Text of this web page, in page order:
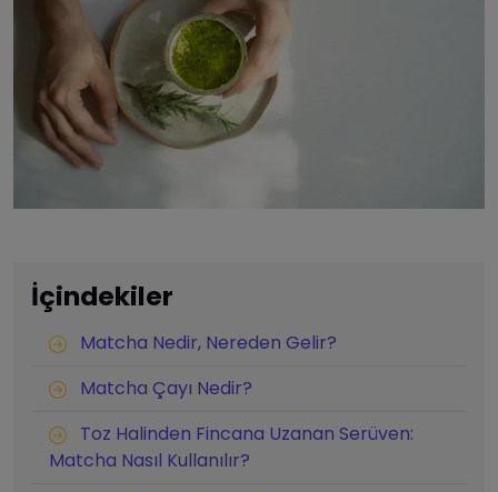
İçindekiler
Matcha Nedir, Nereden Gelir?
Matcha Çayı Nedir?
Toz Halinden Fincana Uzanan Serüven:
Matcha Nasıl Kullanılır?